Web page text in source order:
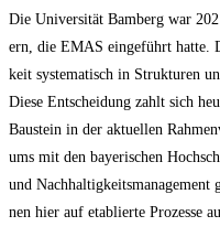
Die Uni­ver­si­tät Bam­berg war
ern, die EMAS ein­ge­führt hat­te.
keit sys­te­ma­tisch in Struk­tu­ren
Die­se Ent­schei­dung zahlt sich
Bau­stein in der aktu­el­len
ums mit den baye­ri­schen
und
nen hier auf eta­blier­te Pro­zes­se